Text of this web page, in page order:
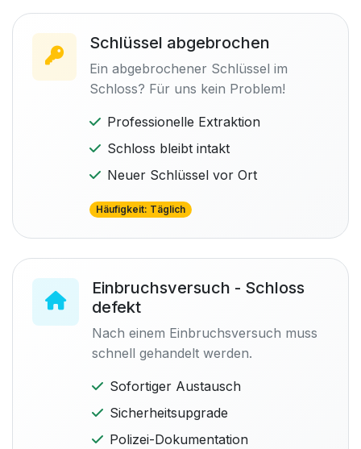
Schlüssel abgebrochen
Ein abgebrochener Schlüssel im
Schloss? Für uns kein Problem!
Professionelle Extraktion
Schloss bleibt intakt
Neuer Schlüssel vor Ort
Häufigkeit: Täglich
Einbruchsversuch - Schloss
defekt
Nach einem Einbruchsversuch muss
schnell gehandelt werden.
Sofortiger Austausch
Sicherheitsupgrade
Polizei-Dokumentation